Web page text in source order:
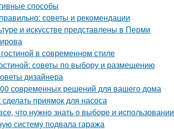
способы
советы и рекомендации
и искусстве представлены в Перми
в современном стиле
советы по выбору и размещению
дизайнера
современных решений для вашего дома
приямок для насоса
что нужно знать о выборе и использовании
систему подвала гаража